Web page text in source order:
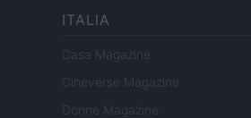
ITALIA
Casa Magazine
Cineverse Magazine
Donne Magazine